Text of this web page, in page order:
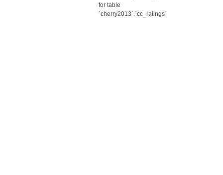
for table
`cherry2013`.`cc_ratings`